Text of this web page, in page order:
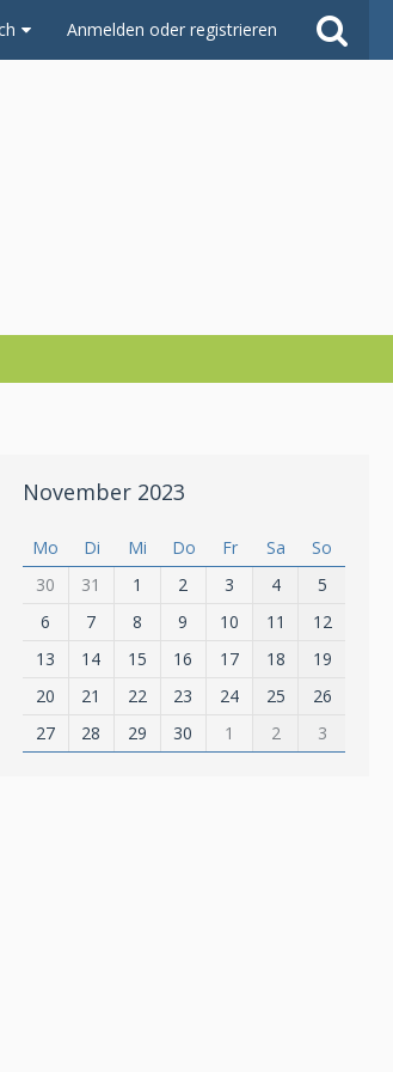
Anmelden oder registrieren
November 2023
Mo Di Mi Do Fr Sa
So
30
31 1 2 3 4
5
6
7 8 9 10 11
12
13
14 15 16 17 18
19
20
21 22 23 24 25
26
27
28 29 30 1 2 3